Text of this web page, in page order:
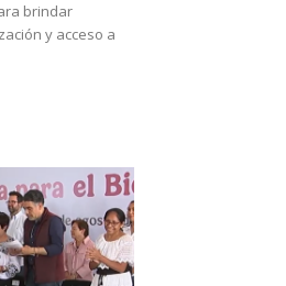
brindar
y acceso a